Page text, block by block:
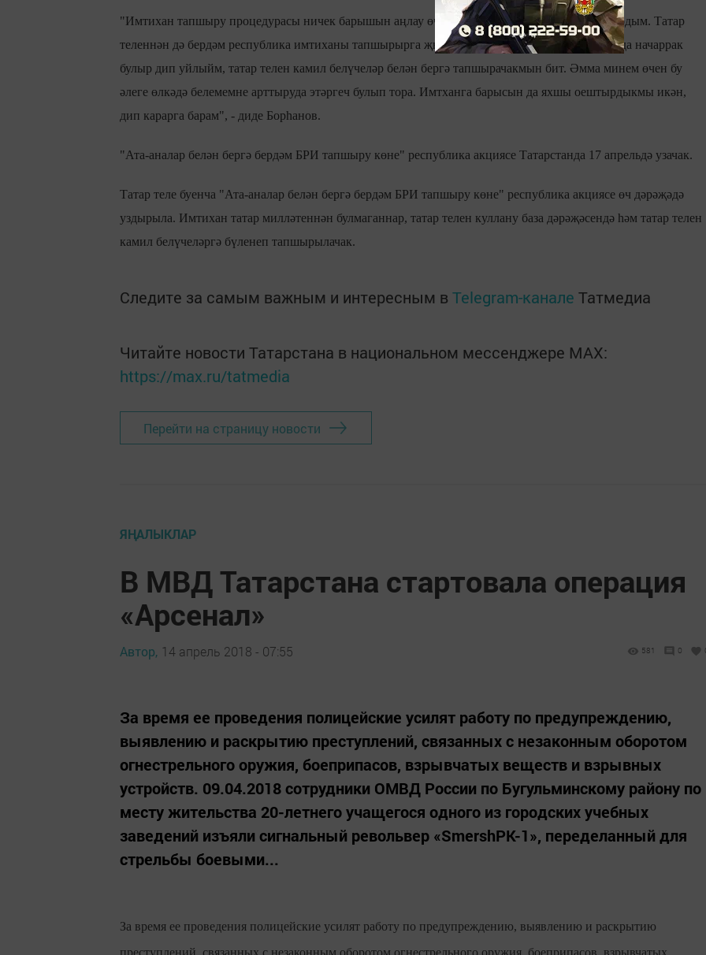
"Имтихан тапшыру процедурасы ничек барышын аңлау өчен мин рус теленнән БДИ тапшырдым. Татар
теленнән дә бердәм республика имтиханы тапшырырга җыенам. Нәтиҗә рус теленә караганда начаррак
булыр дип уйлыйм, татар телен камил белүчеләр белән бергә тапшырачакмын бит. Әмма минем өчен бу
әлеге өлкәдә белемемне арттыруда этәргеч булып тора. Имтханга барысын да яхшы оештырдыкмы икән,
дип карарга барам", - диде Борһанов.
"Ата-аналар белән бергә бердәм БРИ тапшыру көне" республика акциясе Татарстанда 17 апрельдә узачак.
Татар теле буенча "Ата-аналар белән бергә бердәм БРИ тапшыру көне" республика акциясе өч дәрәҗәдә
уздырыла. Имтихан татар милләтеннән булмаганнар, татар телен куллану база дәрәҗәсендә һәм татар телен
камил белүчеләргә бүленеп тапшырылачак.
Следите за самым важным и интересным в Telegram-канале Татмедиа
Читайте новости Татарстана в национальном мессенджере MАХ:
https://max.ru/tatmedia
Перейти на страницу новости
ЯҢАЛЫКЛАР
В МВД Татарстана стартовала операция
«Арсенал»
Автор, 14 апрель 2018 - 07:55 581 0
За время ее проведения полицейские усилят работу по предупреждению,
выявлению и раскрытию преступлений, связанных с незаконным оборотом
огнестрельного оружия, боеприпасов, взрывчатых веществ и взрывных
устройств. 09.04.2018 сотрудники ОМВД России по Бугульминскому району по
месту жительства 20-летнего учащегося одного из городских учебных
заведений изъяли сигнальный револьвер «SmershPK-1», переделанный для
стрельбы боевыми...
За время ее проведения полицейские усилят работу по предупреждению, выявлению и раскрытию
преступлений, связанных с незаконным оборотом огнестрельного оружия, боеприпасов, взрывчатых